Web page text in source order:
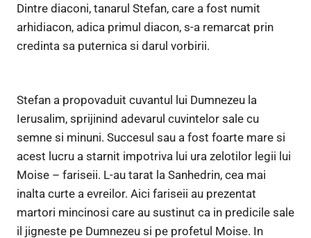
Dintre diaconi, tanarul Stefan, care a fost numit
arhidiacon, adica primul diacon, s-a remarcat prin
credinta sa puternica si darul vorbirii.
Stefan a propovaduit cuvantul lui Dumnezeu la
Ierusalim, sprijinind adevarul cuvintelor sale cu
semne si minuni. Succesul sau a fost foarte mare si
acest lucru a starnit impotriva lui ura zelotilor legii lui
Moise – fariseii. L-au tarat la Sanhedrin, cea mai
inalta curte a evreilor. Aici fariseii au prezentat
martori mincinosi care au sustinut ca in predicile sale
il jigneste pe Dumnezeu si pe profetul Moise. In